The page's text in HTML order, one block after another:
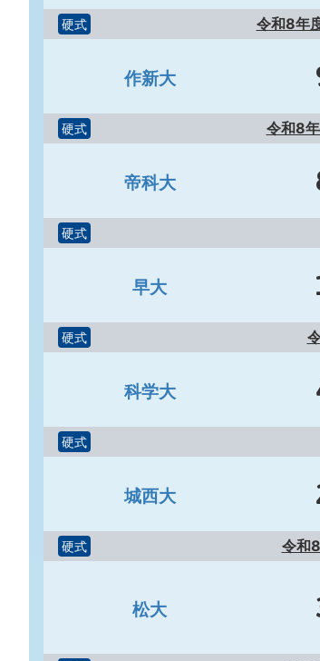
令和8年
硬式
作新大
令和8
硬式
帝科大
硬式
早大
硬式
科学大
硬式
城西大
令和
硬式
松大